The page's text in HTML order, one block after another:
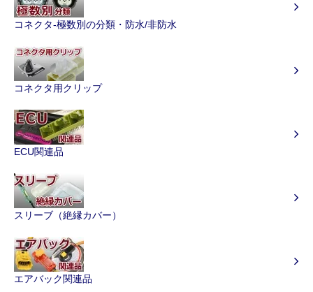
コネクタ-極数別の分類・防水/非防水
コネクタ用クリップ
ECU関連品
スリーブ（絶縁カバー）
エアバック関連品